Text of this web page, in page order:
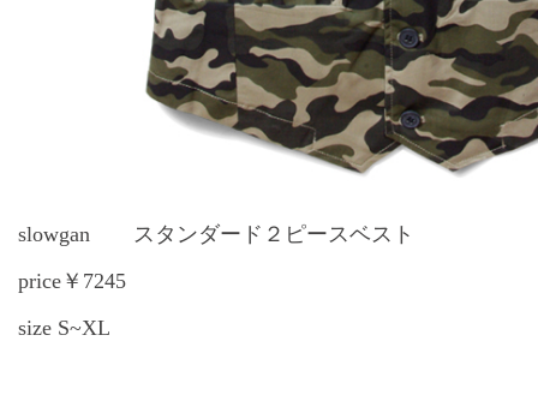
slowgan スタンダード２ピースベスト
price￥7245
size S~XL